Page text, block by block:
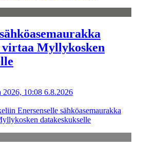
virtaa Myllykosken
2026, 10:08 6.8.2026
Enersenselle sähköasemaurakka
datakeskukselle